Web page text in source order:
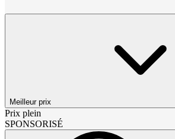
Meilleur prix
Prix plein
SPONSORISÉ